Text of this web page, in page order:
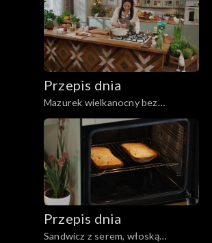
Przepis dnia
Mazurek wielkanocny bez
pieczenia
Przepis dnia
Sandwicz z serem, włoską